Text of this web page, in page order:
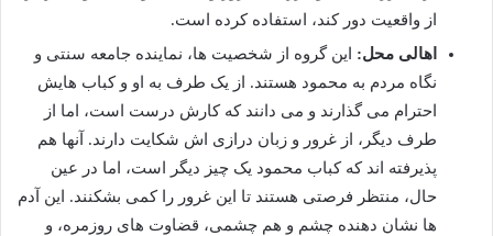
از واقعیت دور کند، استفاده کرده است.
اهالی محل: این گروه از شخصیت ها، نماینده جامعه سنتی و
نگاه مردم به محمود هستند. از یک طرف به او و کباب هایش
احترام می گذارند و می دانند که کارش درست است، اما از
طرف دیگر، از غرور و زبان درازی اش شکایت دارند. آنها هم
پذیرفته اند که کباب محمود یک چیز دیگر است، اما در عین
حال، منتظر فرصتی هستند تا این غرور را کمی بشکنند. این آدم
ها نشان دهنده چشم و هم چشمی، قضاوت های روزمره، و